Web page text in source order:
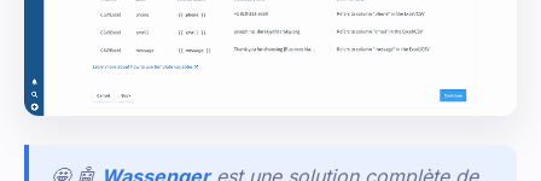
🤩 🤖 Wassenger est une solution complète de